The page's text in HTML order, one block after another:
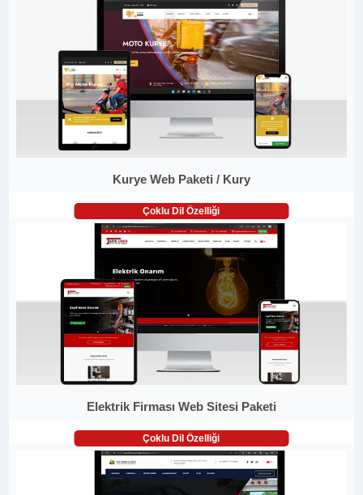
Kurye Web Paketi / Kury
Çoklu Dil Özelliği
Elektrik Firması Web Sitesi Paketi
Çoklu Dil Özelliği